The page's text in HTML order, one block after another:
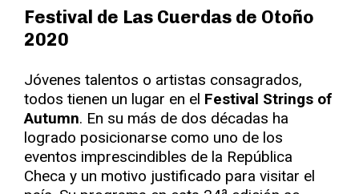
Festival de Las Cuerdas de Otoño
2020
Jóvenes talentos o artistas consagrados,
todos tienen un lugar en el Festival Strings of
Autumn. En su más de dos décadas ha
logrado posicionarse como uno de los
eventos imprescindibles de la República
Checa y un motivo justificado para visitar el